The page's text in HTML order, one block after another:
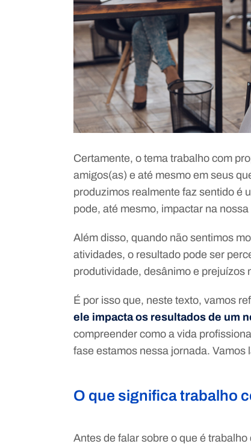
Certamente, o tema trabalho com
amigos(as) e até mesmo em seus
produzimos realmente faz sentido é
pode, até mesmo, impactar na
Além disso, quando não sentimos
atividades, o resultado pode ser
produtividade, desânimo e prejuízos
É por isso que, neste texto, vamos
ele impacta os resultados de um
compreender como a vida
fase estamos nessa jornada. Vamos
O que significa trabalho
Antes de falar sobre o que é